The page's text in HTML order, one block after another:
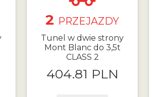
2 PRZEJAZDY
Tunel w dwie strony
Mont Blanc do 3,5t
CLASS 2
404.81 PLN